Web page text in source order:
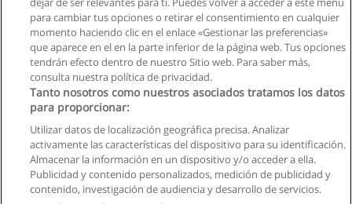
Reglas de uso
Privacidad de datos
para cambiar tus opciones o retirar el consentimiento en cualquier
momento haciendo clic en el enlace «Gestionar las preferencias»
que aparece en el en la parte inferior de la página web. Tus opciones
tendrán efecto dentro de nuestro Sitio web. Para saber más,
consulta nuestra política de privacidad.
Tanto nosotros como nuestros asociados tratamos los datos
para proporcionar:
Utilizar datos de localización geográfica precisa. Analizar
activamente las características del dispositivo para su identificación.
Almacenar la información en un dispositivo y/o acceder a ella.
Publicidad y contenido personalizados, medición de publicidad y
contenido, investigación de audiencia y desarrollo de servicios.